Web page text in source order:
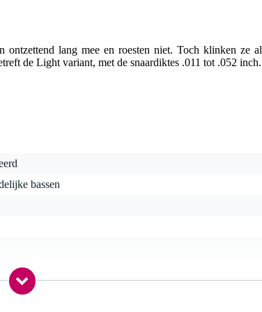
ontzettend lang mee en roesten niet. Toch klinken ze
de Light variant, met de snaardiktes .011 tot .052 inch.
bassen